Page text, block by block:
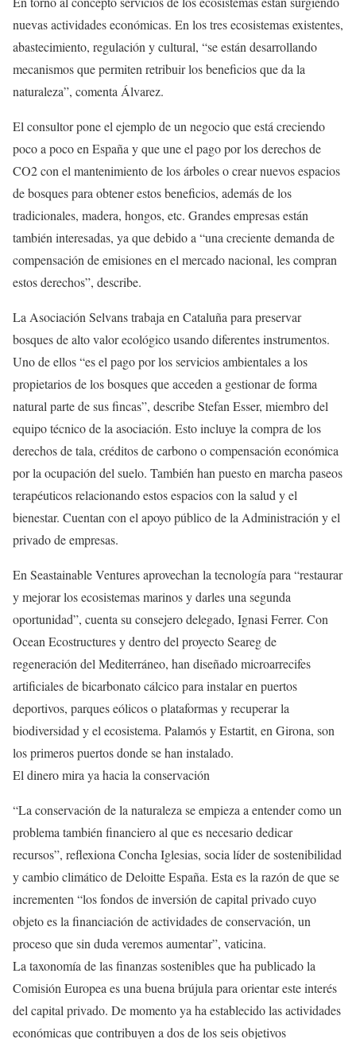
nuevas actividades económicas. En los tres ecosistemas existentes,
abastecimiento, regulación y cultural, “se están desarrollando
mecanismos que permiten retribuir los beneficios que da la
naturaleza”, comenta Álvarez.
El consultor pone el ejemplo de un negocio que está creciendo
poco a poco en España y que une el pago por los derechos de
CO2 con el mantenimiento de los árboles o crear nuevos espacios
de bosques para obtener estos beneficios, además de los
tradicionales, madera, hongos, etc. Grandes empresas están
también interesadas, ya que debido a “una creciente demanda de
compensación de emisiones en el mercado nacional, les compran
estos derechos”, describe.
La Asociación Selvans trabaja en Cataluña para preservar
bosques de alto valor ecológico usando diferentes instrumentos.
Uno de ellos “es el pago por los servicios ambientales a los
propietarios de los bosques que acceden a gestionar de forma
natural parte de sus fincas”, describe Stefan Esser, miembro del
equipo técnico de la asociación. Esto incluye la compra de los
derechos de tala, créditos de carbono o compensación económica
por la ocupación del suelo. También han puesto en marcha paseos
terapéuticos relacionando estos espacios con la salud y el
bienestar. Cuentan con el apoyo público de la Administración y el
privado de empresas.
En Seastainable Ventures aprovechan la tecnología para “restaurar
y mejorar los ecosistemas marinos y darles una segunda
oportunidad”, cuenta su consejero delegado, Ignasi Ferrer. Con
Ocean Ecostructures y dentro del proyecto Seareg de
regeneración del Mediterráneo, han diseñado microarrecifes
artificiales de bicarbonato cálcico para instalar en puertos
deportivos, parques eólicos o plataformas y recuperar la
biodiversidad y el ecosistema. Palamós y Estartit, en Girona, son
los primeros puertos donde se han instalado.
El dinero mira ya hacia la conservación
“La conservación de la naturaleza se empieza a entender como un
problema también financiero al que es necesario dedicar
recursos”, reflexiona Concha Iglesias, socia líder de sostenibilidad
y cambio climático de Deloitte España. Esta es la razón de que se
incrementen “los fondos de inversión de capital privado cuyo
objeto es la financiación de actividades de conservación, un
proceso que sin duda veremos aumentar”, vaticina.
La taxonomía de las finanzas sostenibles que ha publicado la
Comisión Europea es una buena brújula para orientar este interés
del capital privado. De momento ya ha establecido las actividades
económicas que contribuyen a dos de los seis objetivos